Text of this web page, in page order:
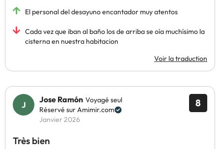
El personal del desayuno encantador muy atentos
Cada vez que iban al baño los de arriba se oía muchísimo la
cisterna en nuestra habitacion
Voir la traduction
8
Jose Ramón Voyagé seul
Réservé sur Amimir.com
Janvier 2026
Très bien